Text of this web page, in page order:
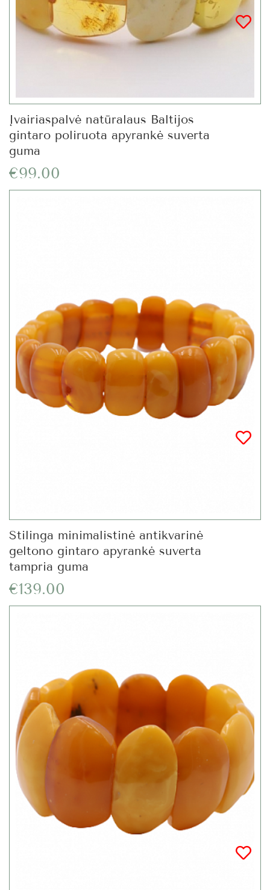
Įvairiaspalvė natūralaus Baltijos
gintaro poliruota apyrankė suverta
guma
€99.00
Stilinga minimalistinė antikvarinė
geltono gintaro apyrankė suverta
tampria guma
€139.00